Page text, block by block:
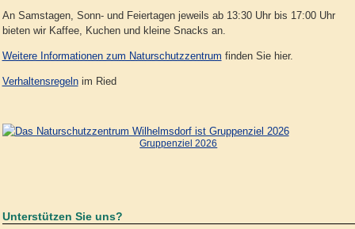
An Samstagen, Sonn- und Feiertagen jeweils ab 13:30 Uhr bis 17:00 Uhr
bieten wir Kaffee, Kuchen und kleine Snacks an.
Weitere Informationen zum Naturschutzzentrum finden Sie hier.
Verhaltensregelnim Ried
Gruppenziel 2026
Unterstützen Sie uns?